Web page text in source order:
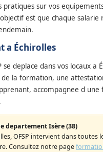
pratiques sur vos
est que chaque salarie
a Échirolles
se deplace dans vos locaux a
de la formation, une
accompagnee d
departement Isère (38)
OFSP intervient dans toutes
Consultez notre page